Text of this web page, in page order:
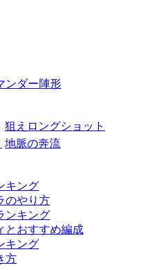
ンダー陣形
狙えロングショット
地脈の奔流
キング
のやり方
ンキング
とおすすめ編成
キング
方